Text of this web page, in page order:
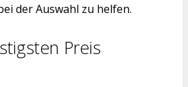
der Auswahl zu helfen.
Preis